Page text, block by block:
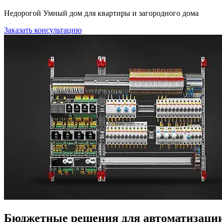
Недорогой Умный дом для квартиры и загородного дома
Заказать консультацию
Бюджетные решения для